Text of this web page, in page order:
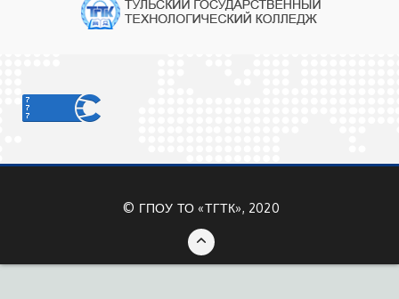
© ГПОУ ТО «ТГТК», 2020